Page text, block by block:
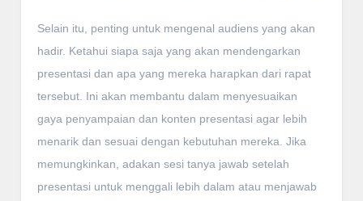
Selain itu, penting untuk mengenal audiens yang akan
hadir. Ketahui siapa saja yang akan mendengarkan
presentasi dan apa yang mereka harapkan dari rapat
tersebut. Ini akan membantu dalam menyesuaikan
gaya penyampaian dan konten presentasi agar lebih
menarik dan sesuai dengan kebutuhan mereka. Jika
memungkinkan, adakan sesi tanya jawab setelah
presentasi untuk menggali lebih dalam atau menjawab